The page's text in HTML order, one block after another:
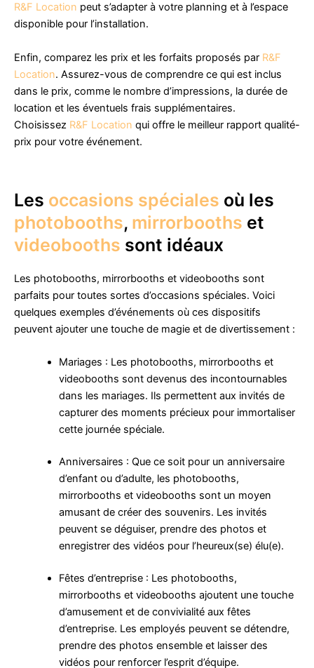
R&F Location peut s’adapter à votre planning et à l’espace
disponible pour l’installation.
Enfin, comparez les prix et les forfaits proposés par R&F
Location. Assurez-vous de comprendre ce qui est inclus
dans le prix, comme le nombre d’impressions, la durée de
location et les éventuels frais supplémentaires.
Choisissez R&F Location qui offre le meilleur rapport qualité-
prix pour votre événement.
Les occasions spéciales où les
photobooths, mirrorbooths et
videobooths sont idéaux
Les photobooths, mirrorbooths et videobooths sont
parfaits pour toutes sortes d’occasions spéciales. Voici
quelques exemples d’événements où ces dispositifs
peuvent ajouter une touche de magie et de divertissement :
Mariages : Les photobooths, mirrorbooths et
videobooths sont devenus des incontournables
dans les mariages. Ils permettent aux invités de
capturer des moments précieux pour immortaliser
cette journée spéciale.
Anniversaires : Que ce soit pour un anniversaire
d’enfant ou d’adulte, les photobooths,
mirrorbooths et videobooths sont un moyen
amusant de créer des souvenirs. Les invités
peuvent se déguiser, prendre des photos et
enregistrer des vidéos pour l’heureux(se) élu(e).
Fêtes d’entreprise : Les photobooths,
mirrorbooths et videobooths ajoutent une touche
d’amusement et de convivialité aux fêtes
d’entreprise. Les employés peuvent se détendre,
prendre des photos ensemble et laisser des
vidéos pour renforcer l’esprit d’équipe.